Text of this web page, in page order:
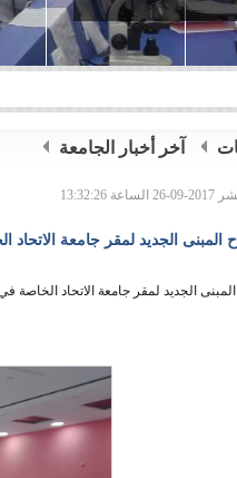
آخر أخبار الجامعة
13:32:26